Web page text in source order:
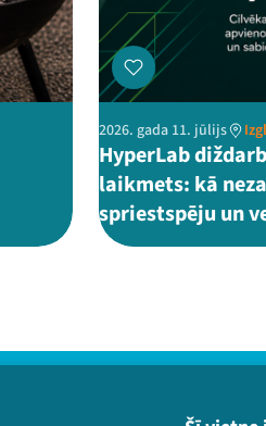
2026. gada 11. jūlijs
HyperLab
laikmets: kā
spriestspēju un